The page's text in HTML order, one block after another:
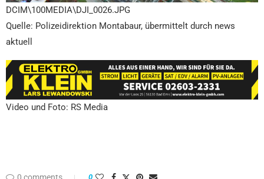
DCIM\100MEDIA\DJI_0026.JPG
Quelle: Polizeidirektion Montabaur, übermittelt durch news
aktuell
Video und Foto: RS Media
0